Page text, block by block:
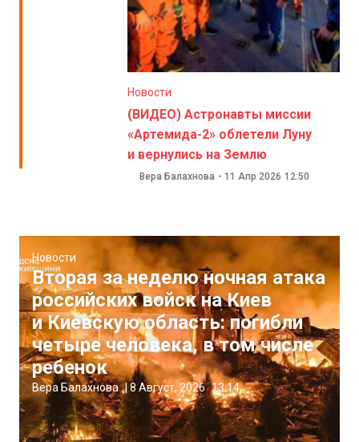
Новости
(ВИДЕО) Астронавты миссии
«Артемида-2» облетели Луну
и вернулись на Землю
Вера Балахнова - 11 Апр 2026 12:50
Новости
Вторая за неделю ночная атака
российских войск на Киев
и Киевскую область: погибли
четыре человека, в том числе
ребенок
Вера Балахнова |8 Август, 2026 13:14